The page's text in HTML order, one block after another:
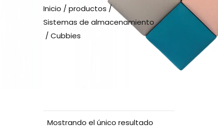
Inicio /productos /
Sistemas de almacenamiento
/ Cubbies
Mostrando el único resultado